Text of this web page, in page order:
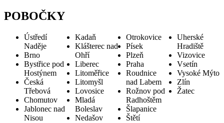
POBOČKY
Ústředí
Naděje
Brno
Bystřice pod
Hostýnem
Česká
Třebová
Chomutov
Jablonec nad
Nisou
Kadaň
Klášterec nad
Ohří
Liberec
Litoměřice
Litomyšl
Lovosice
Mladá
Boleslav
Nedašov
Otrokovice
Písek
Plzeň
Praha
Roudnice
nad Labem
Rožnov pod
Radhoštěm
Šlapanice
Štětí
Uherské
Hradiště
Vizovice
Vsetín
Vysoké Mýto
Zlín
Žatec